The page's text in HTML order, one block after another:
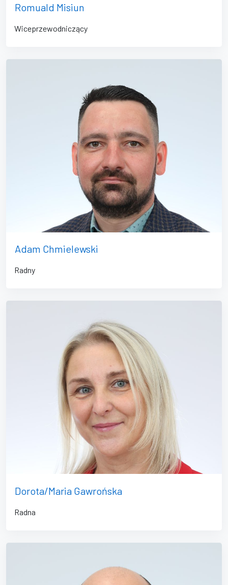
Romuald Misiun
Wiceprzewodniczący
Adam Chmielewski
Radny
Dorota/Maria Gawrońska
Radna